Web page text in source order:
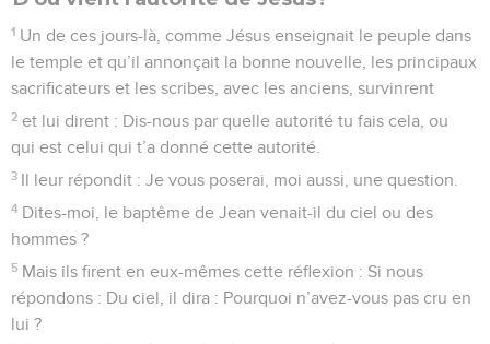
1 Un de ces jours-là, comme Jésus enseignait le peuple dans
le temple et qu’il annonçait la bonne nouvelle, les principaux
sacrificateurs et les scribes, avec les anciens, survinrent
2 et lui dirent : Dis-nous par quelle autorité tu fais cela, ou
qui est celui qui t’a donné cette autorité.
3 Il leur répondit : Je vous poserai, moi aussi, une question.
4 Dites-moi, le baptême de Jean venait-il du ciel ou des
hommes ?
5 Mais ils firent en eux-mêmes cette réflexion : Si nous
répondons : Du ciel, il dira : Pourquoi n’avez-vous pas cru en
lui ?